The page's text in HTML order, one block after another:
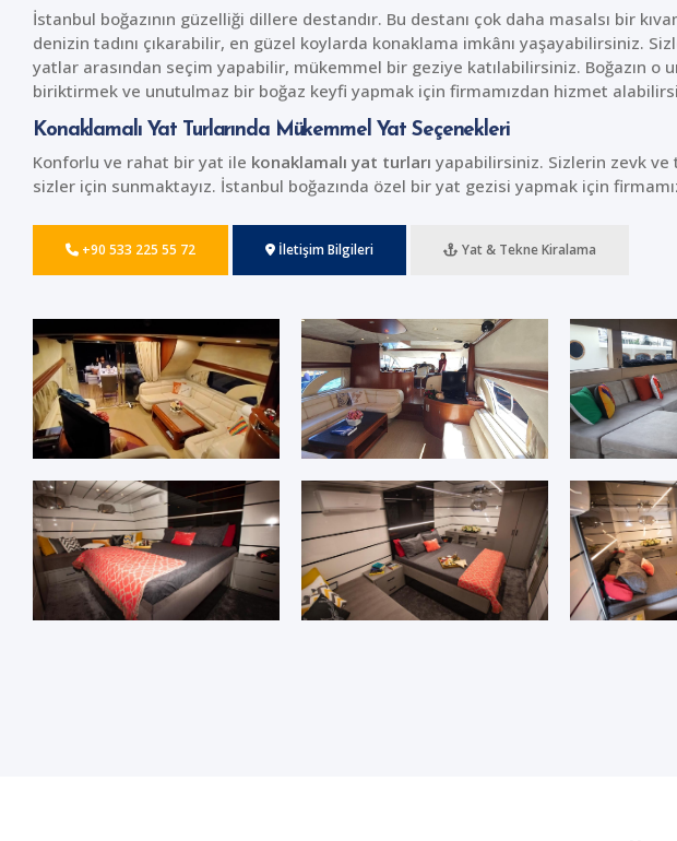
İstanbul boğazının güzelliği dillere destandır. Bu destanı çok daha masalsı bir
denizin tadını çıkarabilir, en güzel koylarda konaklama imkânı yaşayabilirsiniz.
yatlar arasından seçim yapabilir, mükemmel bir geziye katılabilirsiniz. Boğazın o
biriktirmek ve unutulmaz bir boğaz keyfi yapmak için firmamızdan hizmet
Konaklamalı Yat Turlarında Mükemmel Yat Seçenekleri
Konforlu ve rahat bir yat ile konaklamalı yat turları yapabilirsiniz. Sizlerin zevk
sizler için sunmaktayız. İstanbul boğazında özel bir yat gezisi yapmak için
+90 533 225 55 72 İletişim Bilgileri Yat & Tekne Kiralama